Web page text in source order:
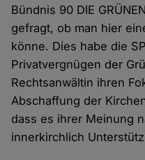
Bündnis 90 DIE
gefragt, ob man hier
könne. Dies habe die
Privatvergnügen der
Rechtsanwältin ihren
Abschaffung der
dass es ihrer Meinung
innerkirchlich